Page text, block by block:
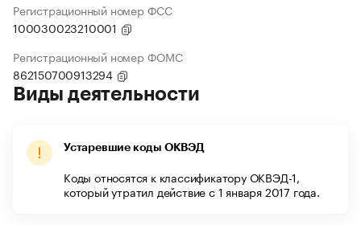
Регистрационный номер ФСС
100030023210001
Регистрационный номер ФОМС
862150700913294
Виды деятельности
Устаревшие коды ОКВЭД
Коды относятся к классификатору ОКВЭД-1,
который утратил действие с 1 января 2017 года.